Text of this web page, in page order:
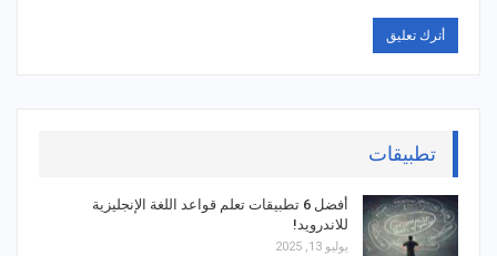
تطبيقات
أفضل 6 تطبيقات تعلم قواعد اللغة الإنجليزية
للاندرويد!
يوليو 13, 2025